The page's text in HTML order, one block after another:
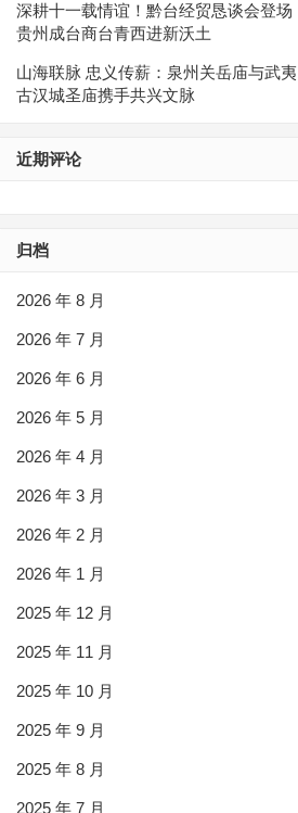
深耕十一载情谊！黔台经贸恳谈会登场
贵州成台商台青西进新沃土
山海联脉 忠义传薪：泉州关岳庙与武夷
古汉城圣庙携手共兴文脉
近期评论
归档
2026 年 8 月
2026 年 7 月
2026 年 6 月
2026 年 5 月
2026 年 4 月
2026 年 3 月
2026 年 2 月
2026 年 1 月
2025 年 12 月
2025 年 11 月
2025 年 10 月
2025 年 9 月
2025 年 8 月
2025 年 7 月